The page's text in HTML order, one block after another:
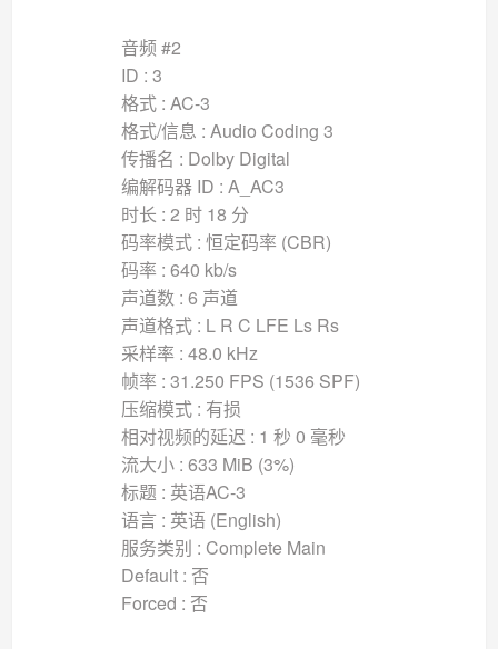
音频 #2
ID : 3
格式 : AC-3
格式/信息 : Audio Coding 3
传播名 : Dolby Digital
编解码器 ID : A_AC3
时长 : 2 时 18 分
码率模式 : 恒定码率 (CBR)
码率 : 640 kb/s
声道数 : 6 声道
声道格式 : L R C LFE Ls Rs
采样率 : 48.0 kHz
帧率 : 31.250 FPS (1536 SPF)
压缩模式 : 有损
相对视频的延迟 : 1 秒 0 毫秒
流大小 : 633 MiB (3%)
标题 : 英语AC-3
语言 : 英语 (English)
服务类别 : Complete Main
Default : 否
Forced : 否